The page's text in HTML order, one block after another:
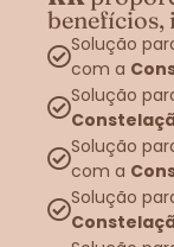
benefícios,
Solução
com a
Solução
Solução
com a
Solução